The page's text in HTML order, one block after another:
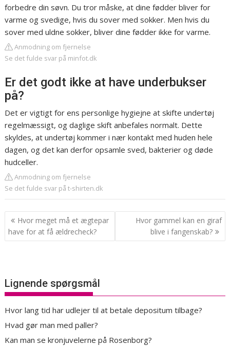
forbedre din søvn. Du tror måske, at dine fødder bliver for
varme og svedige, hvis du sover med sokker. Men hvis du
sover med uldne sokker, bliver dine fødder ikke for varme.
Anmodning om fjernelse
Se det fulde svar på minfot.dk
Er det godt ikke at have underbukser
på?
Det er vigtigt for ens personlige hygiejne at skifte undertøj
regelmæssigt, og daglige skift anbefales normalt. Dette
skyldes, at undertøj kommer i nær kontakt med huden hele
dagen, og det kan derfor opsamle sved, bakterier og døde
hudceller.
Anmodning om fjernelse
Se det fulde svar på t-shirten.dk
Indlægsnavigation
Hvor meget må et ægtepar
have for at få ældrecheck?
Hvor gammel kan en giraf
blive i fangenskab?
Lignende spørgsmål
Hvor lang tid har udlejer til at betale depositum tilbage?
Hvad gør man med paller?
Kan man se kronjuvelerne på Rosenborg?